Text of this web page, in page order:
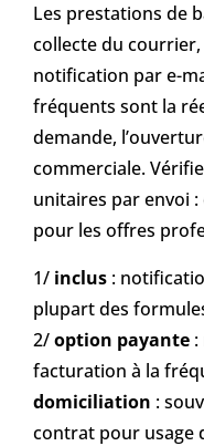
Les prestations de
collecte du
notification par e-
fréquents sont la
demande,
commerciale.
unitaires par envoi
pour les offres
1/ inclus :
plupart des
2/option payante
facturation à la
domiciliation :
contrat pour usage